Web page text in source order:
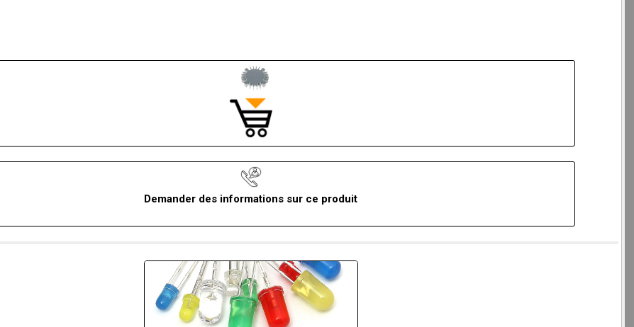
Demander des informations sur ce produit